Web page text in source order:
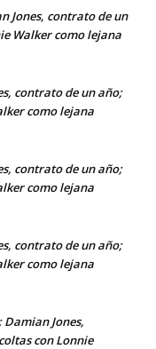
Jones, contrato de un
Walker como lejana
contrato de un año;
como lejana
contrato de un año;
como lejana
contrato de un año;
como lejana
Jones,
con Lonnie